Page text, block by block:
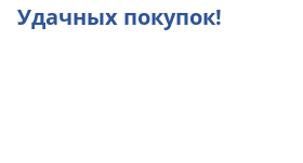
Удачных покупок!